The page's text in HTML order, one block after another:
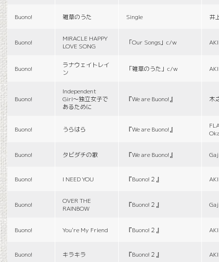
Buono! 雑草のうた Single 井
Buono!
MIRACLE HAPPY
LOVE SONG
「Our Songs」c/w
Buono!
ラナウェイトレイ
ン
「雑草のうた」c/w
Buono!
Independent
Girl〜独立女子で
あるために
『We are Buono!』 木
Buono! うらはら 『We are Buono!』
Buono! タビダチの歌 『We are Buono!』
Buono! I NEED YOU 『Buono!２』
Buono!
OVER THE
RAINBOW
『Buono!２』
Buono! You're My Friend 『Buono!２』
Buono! キラキラ 『Buono!２』